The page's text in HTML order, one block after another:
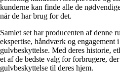
kunderne kan finde alle de
når de har brug for det.
Samlet set har producenten af denne
ekspertise, håndværk og engagement
gulvbeskyttelse. Med deres historie,
et af de bedste valg for forbrugere,
gulvbeskyttelse til deres hjem.